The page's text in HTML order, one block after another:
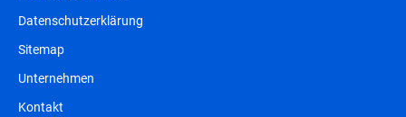
Datenschutzerklärung
Sitemap
Unternehmen
Kontakt